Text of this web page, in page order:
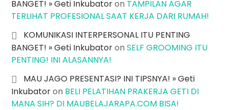
BANGET! » Geti Inkubatoron TAMPILAN AGAR
TERLIHAT PROFESIONAL SAAT KERJA DARI RUMAH!
KOMUNIKASI INTERPERSONAL ITU PENTING
BANGET! » Geti InkubatoronSELF GROOMING ITU
PENTING! INI ALASANNYA!
MAU JAGO PRESENTASI? INI TIPSNYA! » Geti
Inkubatoron BELI PELATIHAN PRAKERJA GETI DI
MANA SIH? DI MAUBELAJARAPA.COM BISA!